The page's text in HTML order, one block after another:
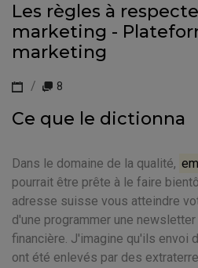
Les règles à
marketing -
marketing
8
Ce que le dictionna
Dans le domaine de la qualité,
pourrait être prête à le faire
adresse suisse vous atteindre
d'une programmer une
financière. J'imagine qu'ils envoi
ont été enlevés par des